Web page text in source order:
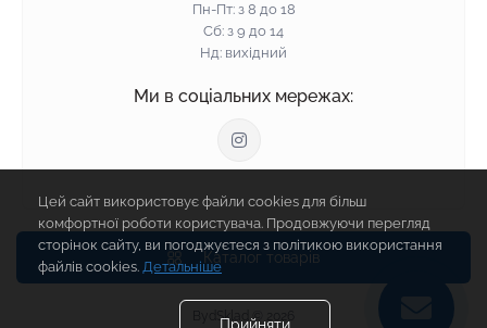
Гарантія та повернення
Політика конфіденційності
Карта сайту
Виробники
Пн-Пт: з 8 до 18
Сб: з 9 до 14
Нд: вихідний
Ми в соціальних мережах:
Каталог товарів
BydSklad © 2026
Цей сайт використовує файли cookies для більш
комфортної роботи користувача. Продовжуючи перегляд
сторінок сайту, ви погоджуєтеся з політикою використання
файлів cookies. Детальніше